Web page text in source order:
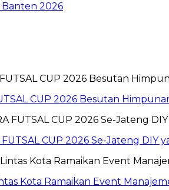
2026
CUP 2026 Besutan
CUP 2026 Se-Jateng
Kota Ramaikan Event